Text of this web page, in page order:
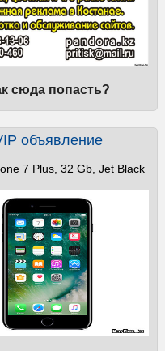
сюда попасть?
объявление
7 Plus, 32 Gb, Jet Black